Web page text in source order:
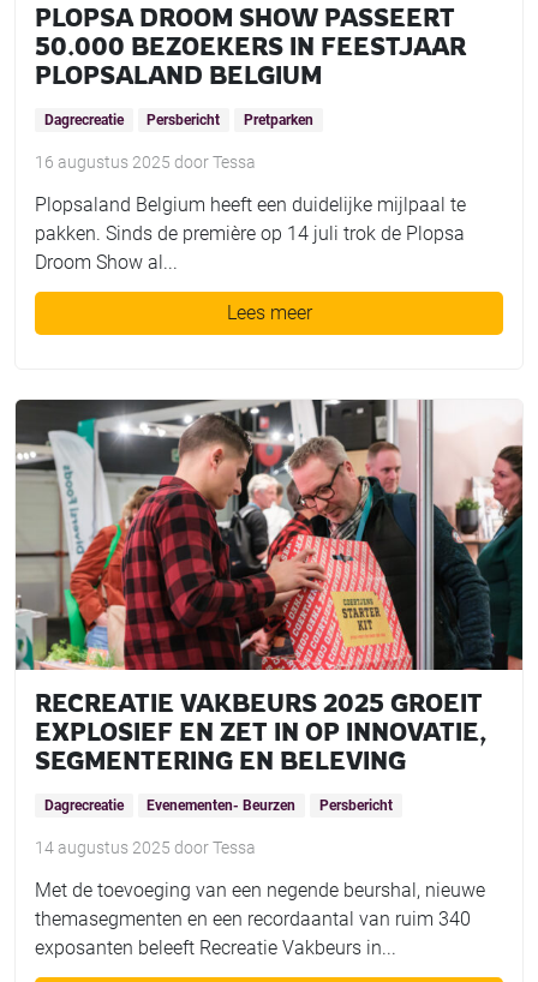
PLOPSA DROOM SHOW PASSEERT
50.000 BEZOEKERS IN FEESTJAAR
PLOPSALAND BELGIUM
Dagrecreatie Persbericht Pretparken
16 augustus 2025 doorTessa
Plopsaland Belgium heeft een duidelijke mijlpaal te
pakken. Sinds de première op 14 juli trok de Plopsa
Droom Show al...
Lees meer
RECREATIE VAKBEURS 2025 GROEIT
EXPLOSIEF EN ZET IN OP INNOVATIE,
SEGMENTERING EN BELEVING
Dagrecreatie Evenementen- Beurzen Persbericht
14 augustus 2025 doorTessa
Met de toevoeging van een negende beurshal, nieuwe
themasegmenten en een recordaantal van ruim 340
exposanten beleeft Recreatie Vakbeurs in...